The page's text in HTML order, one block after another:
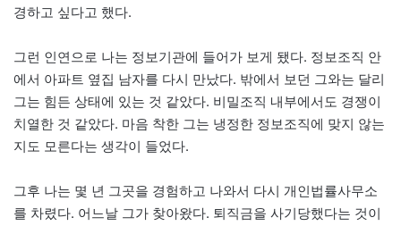
경하고 싶다고 했다.
그런 인연으로 나는 정보기관에 들어가 보게 됐다. 정보조직 안
에서 아파트 옆집 남자를 다시 만났다. 밖에서 보던 그와는 달리
그는 힘든 상태에 있는 것 같았다. 비밀조직 내부에서도 경쟁이
치열한 것 같았다. 마음 착한 그는 냉정한 정보조직에 맞지 않는
지도 모른다는 생각이 들었다.
그후 나는 몇 년 그곳을 경험하고 나와서 다시 개인법률사무소
를 차렸다. 어느날 그가 찾아왔다. 퇴직금을 사기당했다는 것이